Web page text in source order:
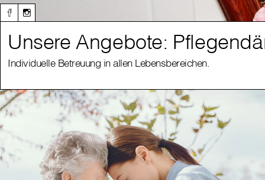
Unsere Angebote:
Individuelle Betreuung in allen Lebensbereichen.